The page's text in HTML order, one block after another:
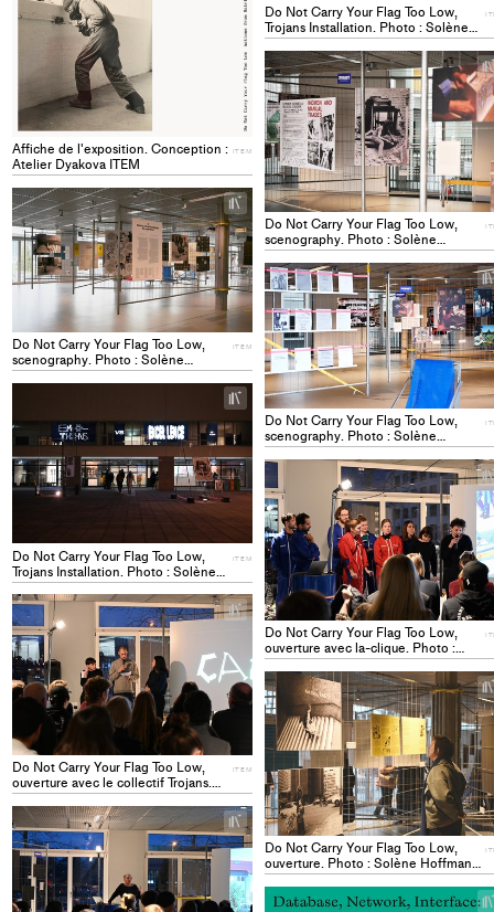
Do Not Carry Your Flag Too Low,
Trojans Installation. Photo : Solène
Hoffmann. ITEM
Affiche de l'exposition. Conception :
Atelier Dyakova ITEM
ITEM
Do Not Carry Your Flag Too Low,
scenography. Photo : Solène
Hoffmann ITEM
+
Do Not Carry Your Flag Too Low,
scenography. Photo : Solène
Hoffmann ITEM
ITEM
+
Add
project
collections
Do Not Carry Your Flag Too Low,
scenography. Photo : Solène
Hoffmann ITEM
+
Do Not Carry Your Flag Too Low,
Trojans Installation. Photo : Solène
Hoffmann. ITEM
ITEM
+
Add
project
to
collections
Do Not Carry Your Flag Too Low,
ouverture avec la-clique. Photo :
Solène Hoffmann ITEM
+
Do Not Carry Your Flag Too Low,
ouverture avec le collectif Trojans.
Photo : Solène Hoffmann ITEM
ITEM
+
Add
project
to
collections
Do Not Carry Your Flag Too Low,
ouverture. Photo : Solène Hoffmann
ITEM
+
+
Add
project
to
collections
+